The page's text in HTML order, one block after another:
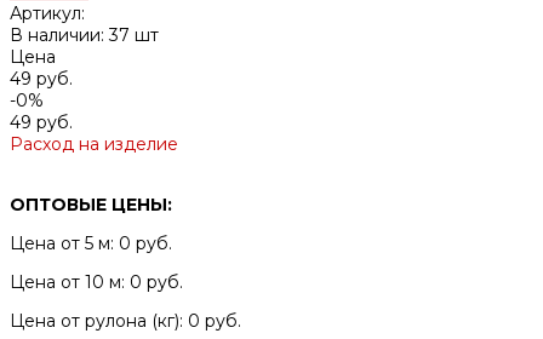
Артикул:
В наличии: 37 шт
Цена
49 руб.
-0%
49 руб.
Расход на изделие
ОПТОВЫЕ ЦЕНЫ:
Цена от 5 м: 0 руб.
Цена от 10 м: 0 руб.
Цена от рулона (кг): 0 руб.